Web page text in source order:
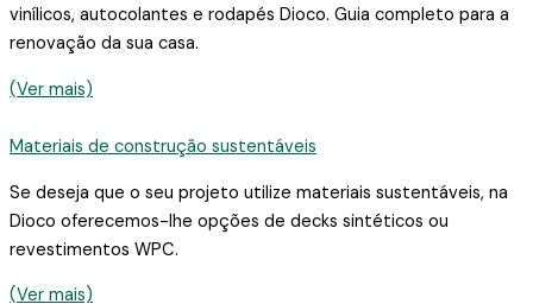
vinílicos, autocolantes e rodapés Dioco. Guia completo para a
renovação da sua casa.
(Ver mais)
Materiais de construção sustentáveis
Se deseja que o seu projeto utilize materiais sustentáveis, na
Dioco oferecemos-lhe opções de decks sintéticos ou
revestimentos WPC.
(Ver mais)